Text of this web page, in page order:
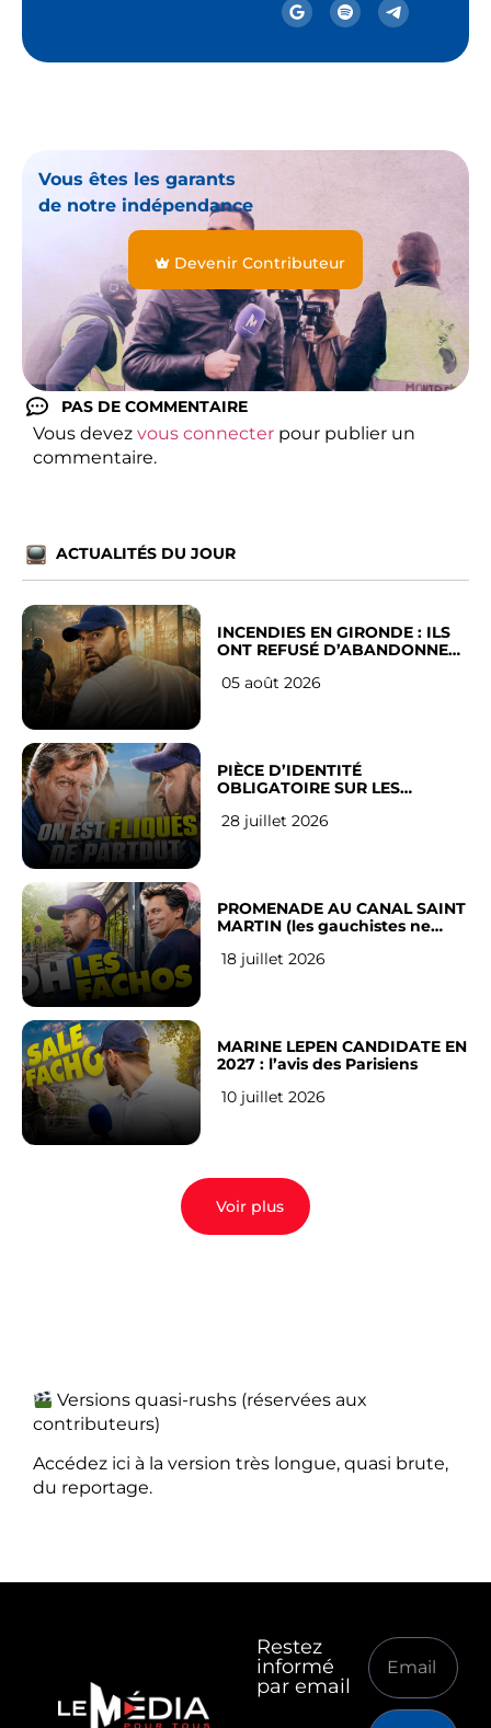
Vous êtes les garants
de notre indépendance
Devenir Contributeur
PAS DE COMMENTAIRE
Vous devez vous connecter pour publier un
commentaire.
ACTUALITÉS DU JOUR
INCENDIES EN GIRONDE : ILS
ONT REFUSÉ D’ABANDONNER
05 août 2026
PIÈCE D’IDENTITÉ
OBLIGATOIRE SUR LES
Français
28 juillet 2026
PROMENADE AU CANAL SAINT
MARTIN (les gauchistes ne
18 juillet 2026
MARINE LEPEN CANDIDATE EN
2027 : l’avis des Parisiens
10 juillet 2026
Voir plus
Versions quasi-rushs (réservées aux
contributeurs)
Accédez ici à la version très longue, quasi brute,
du reportage.
Restez
informé
par email